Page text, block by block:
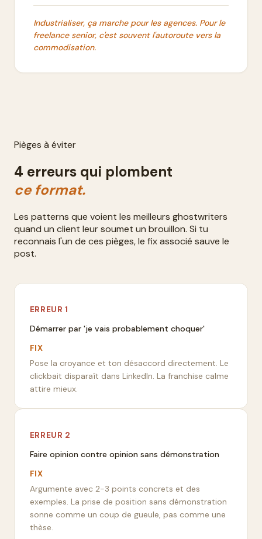
Industrialiser, ça marche pour les agences. Pour le
freelance senior, c'est souvent l'autoroute vers la
commodisation.
Pièges à éviter
4 erreurs qui plombent
ce format.
Les patterns que voient les meilleurs ghostwriters
quand un client leur soumet un brouillon. Si tu
reconnais l'un de ces pièges, le fix associé sauve le
post.
ERREUR1
Démarrer par 'je vais probablement choquer'
FIX
Pose la croyance et ton désaccord directement. Le
clickbait disparaît dans LinkedIn. La franchise calme
attire mieux.
ERREUR 2
Faire opinion contre opinion sans démonstration
FIX
Argumente avec 2-3 points concrets et des
exemples. La prise de position sans démonstration
sonne comme un coup de gueule, pas comme une
thèse.